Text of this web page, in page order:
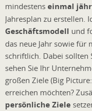
mindestens einmal
Jahresplan zu erstellen.
Geschäftsmodell und
das neue Jahr sowie für
schriftlich. Dabei sollten
sehen Sie Ihr
großen Ziele (Big
erreichen möchten?
persönliche Ziele